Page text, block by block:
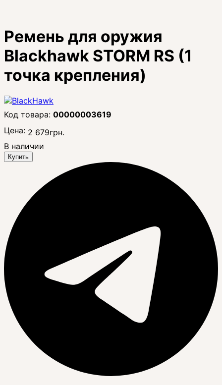
Ремень для оружия
Blackhawk STORM RS (1
точка крепления)
00000003619
Цена: 2 679грн.
В наличии
Купить